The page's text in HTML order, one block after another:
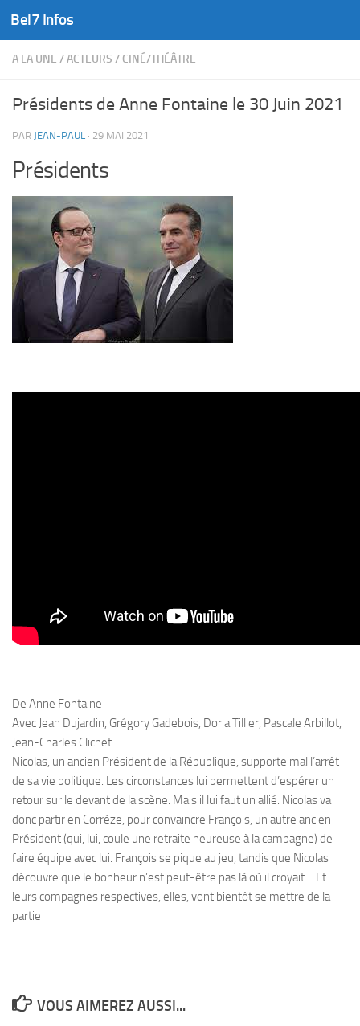
Skip to content
Bel7 Infos
A LA UNE /ACTEURS / CINÉ/THÉÂTRE
Présidents de Anne Fontaine le 30 Juin 2021
PAR JEAN-PAUL · 29 MAI 2021
Présidents
De Anne Fontaine
Avec Jean Dujardin, Grégory Gadebois, Doria Tillier, Pascale Arbillot,
Jean-Charles Clichet
Nicolas, un ancien Président de la République, supporte mal l’arrêt
de sa vie politique. Les circonstances lui permettent d’espérer un
retour sur le devant de la scène. Mais il lui faut un allié. Nicolas va
donc partir en Corrèze, pour convaincre François, un autre ancien
Président (qui, lui, coule une retraite heureuse à la campagne) de
faire équipe avec lui. François se pique au jeu, tandis que Nicolas
découvre que le bonheur n’est peut-être pas là où il croyait… Et
leurs compagnes respectives, elles, vont bientôt se mettre de la
partie
VOUS AIMEREZ AUSSI...